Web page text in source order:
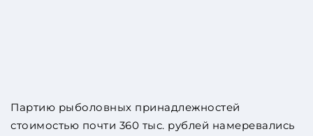
Партию рыболовных принадлежностей
стоимостью почти 360 тыс. рублей намеревались